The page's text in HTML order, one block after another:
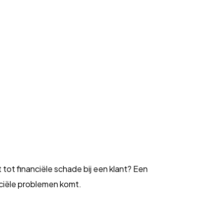
financiële schade bij een klant? Een
problemen komt.